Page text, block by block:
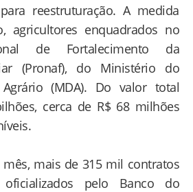
reestruturação. A medida
agricultores enquadrados no
de Fortalecimento da
(Pronaf), do Ministério do
Agrário (MDA). Do valor total
cerca de R$ 68 milhões
mais de 315 mil contratos
pelo Banco do